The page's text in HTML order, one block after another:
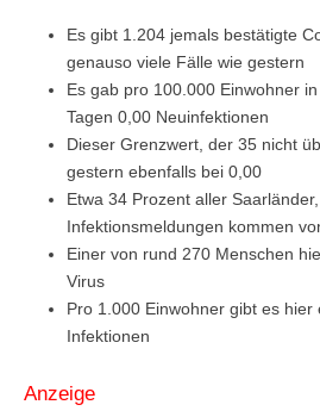
Es gibt 1.204 jemals bestätigte
genauso viele Fälle wie gestern
Es gab pro 100.000 Einwohner
Tagen 0,00 Neuinfektionen
Dieser Grenzwert, der 35 nicht
gestern ebenfalls bei 0,00
Etwa 34 Prozent aller
Infektionsmeldungen kommen
Einer von rund 270 Menschen
Virus
Pro 1.000 Einwohner gibt es hier
Infektionen
Anzeige